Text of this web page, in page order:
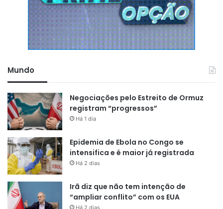
pode pesquisar e chegar à
conclusão de que não tem nada e
voltar para casa de mãos vazias.
Você pode pesquisar e descobrir
que tem muita coisa, e aí vai se
discutir como fazer a exploração
daquilo”, completou o presidente.
Mundo
Negociações pelo Estreito de Ormuz
registram “progressos”
Há 1 dia
Epidemia de Ebola no Congo se
intensifica e é maior já registrada
Há 2 dias
Irã diz que não tem intenção de
“ampliar conflito” com os EUA
Há 2 dias